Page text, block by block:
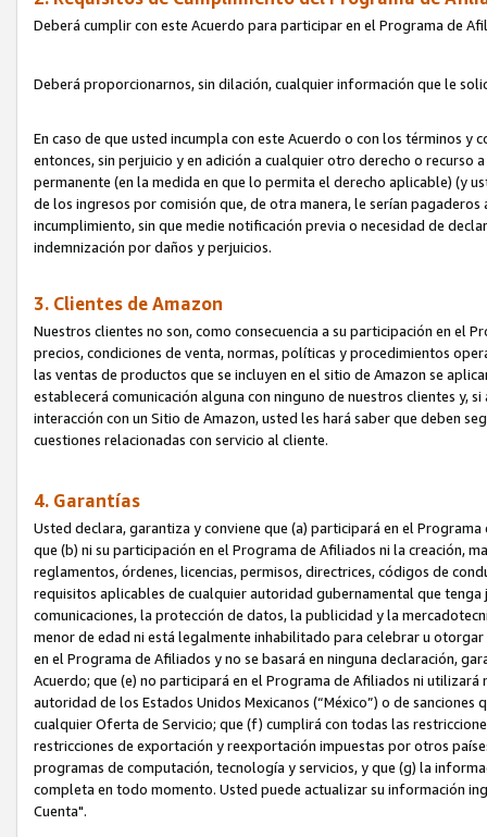
Deberá cumplir con este Acuerdo para participar en el Programa de
Deberá proporcionarnos, sin dilación, cualquier información que le
En caso de que usted incumpla con este Acuerdo o con los términos
entonces, sin perjuicio y en adición a cualquier otro derecho o
permanente (en la medida en que lo permita el derecho aplicable) (y
de los ingresos por comisión que, de otra manera, le serían
incumplimiento, sin que medie notificación previa o necesidad de
indemnización por daños y perjuicios.
3. Clientes de Amazon
Nuestros clientes no son, como consecuencia a su participación en el
precios, condiciones de venta, normas, políticas y procedimientos
las ventas de productos que se incluyen en el sitio de Amazon se
establecerá comunicación alguna con ninguno de nuestros clientes y,
interacción con un Sitio de Amazon, usted les hará saber que deben
cuestiones relacionadas con servicio al cliente.
4. Garantías
Usted declara, garantiza y conviene que (a) participará en el
que (b) ni su participación en el Programa de Afiliados ni la creación,
reglamentos, órdenes, licencias, permisos, directrices, códigos de
requisitos aplicables de cualquier autoridad gubernamental que
comunicaciones, la protección de datos, la publicidad y la
menor de edad ni está legalmente inhabilitado para celebrar u
en el Programa de Afiliados y no se basará en ninguna declaración,
Acuerdo; que (e) no participará en el Programa de Afiliados ni
autoridad de los Estados Unidos Mexicanos (“México”) o de
cualquier Oferta de Servicio; que (f) cumplirá con todas las
restricciones de exportación y reexportación impuestas por otros
programas de computación, tecnología y servicios, y que (g) la
completa en todo momento. Usted puede actualizar su información
Cuenta".